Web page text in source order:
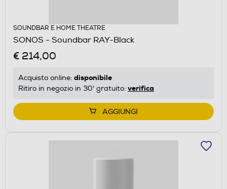
SOUNDBAR E HOME THEATRE
SONOS - Soundbar RAY-Black
€ 214,00
Acquisto online: disponibile
Ritiro in negozio in 30' gratuito: verifica
AGGIUNGI